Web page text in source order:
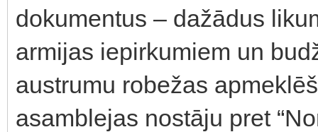
dokumentus – dažādus
armijas iepirkumiem un
austrumu robežas
asamblejas nostāju pret